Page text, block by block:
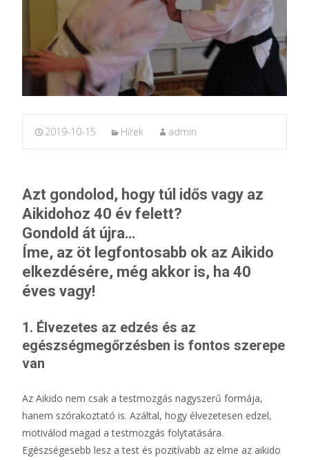
2019-10-15 Hírek admin
Azt gondolod, hogy túl idős vagy az
Aikidohoz 40 év felett?
Gondold át újra…
Íme, az öt legfontosabb ok az Aikido
elkezdésére, még akkor is, ha 40
éves vagy!
1. Élvezetes az edzés és az
egészségmegőrzésben is fontos szerepe
van
Az Aikido nem csak a testmozgás nagyszerű formája,
hanem szórakoztató is. Azáltal, hogy élvezetesen edzel,
motiválod magad a testmozgás folytatására.
Egészségesebb lesz a test és pozitívabb az elme az aikido